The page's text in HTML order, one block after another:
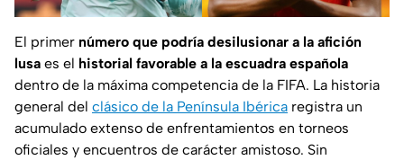
El primer número que podría desilusionar a la afición
lusa es el historial favorable a la escuadra española
dentro de la máxima competencia de la FIFA. La historia
general del clásico de la Península Ibérica registra un
acumulado extenso de enfrentamientos en torneos
oficiales y encuentros de carácter amistoso. Sin